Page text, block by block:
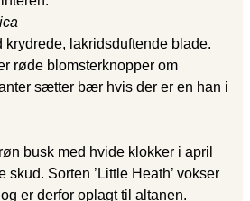
krydrede, lakridsduftende blade.
røde blomsterknopper om
sætter bær hvis der er en han i
busk med hvide klokker i april
skud. Sorten ’Little Heath’ vokser
er derfor oplagt til altanen.